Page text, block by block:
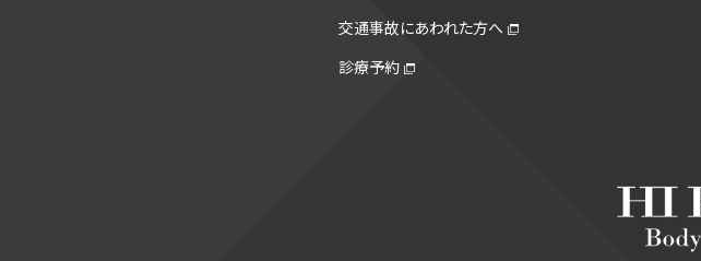
交通事故にあわれた方へ
診療予約